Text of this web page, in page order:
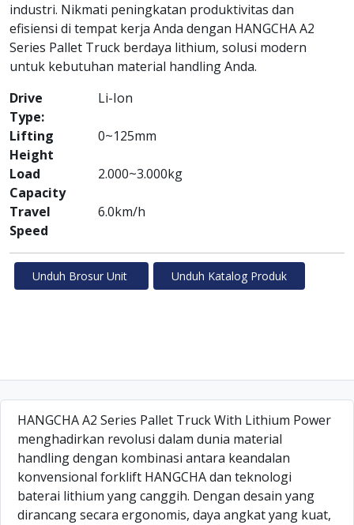
industri. Nikmati peningkatan produktivitas dan
efisiensi di tempat kerja Anda dengan HANGCHA A2
Series Pallet Truck berdaya lithium, solusi modern
untuk kebutuhan material handling Anda.
Drive
Type:
Li-Ion
Lifting
Height
0~125mm
Load
Capacity
2.000~3.000kg
Travel
Speed
6.0km/h
Unduh Brosur Unit Unduh Katalog Produk
HANGCHA A2 Series Pallet Truck With Lithium Power
menghadirkan revolusi dalam dunia material
handling dengan kombinasi antara keandalan
konvensional forklift HANGCHA dan teknologi
baterai lithium yang canggih. Dengan desain yang
dirancang secara ergonomis, daya angkat yang kuat,